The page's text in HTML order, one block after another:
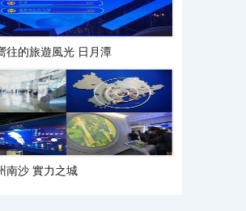
往的旅遊風光 日月潭
南沙 實力之城